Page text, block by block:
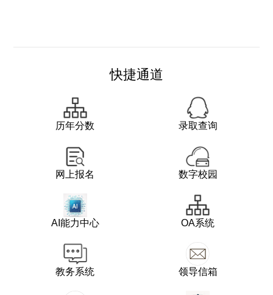
快捷通道
历年分数 录取查询
网上报名 数字校园
AI能力中心 OA系统
教务系统 领导信箱